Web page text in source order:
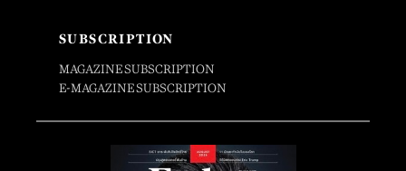
SUBSCRIPTION
MAGAZINE SUBSCRIPTION
E-MAGAZINE SUBSCRIPTION